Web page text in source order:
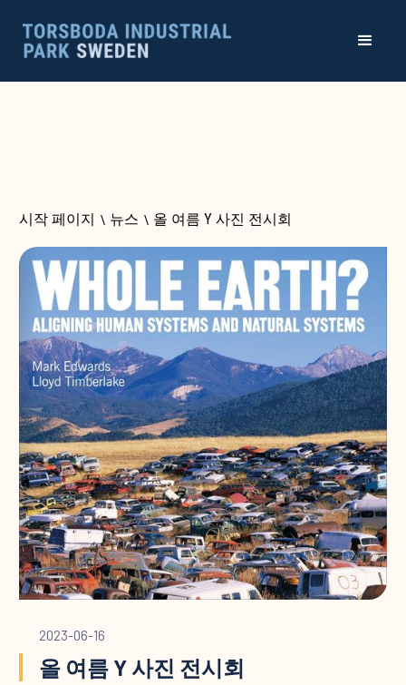
시작 페이지 \ 뉴스 \ 올 여름 Y 사진 전시회
2023-06-16
올 여름 Y 사진 전시회